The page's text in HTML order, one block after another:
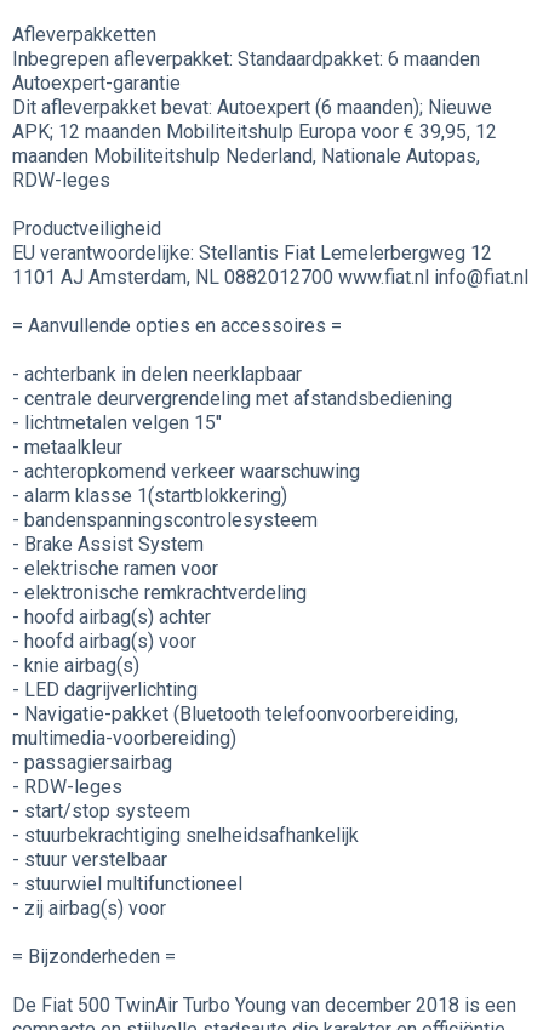
Afleverpakketten
Inbegrepen afleverpakket: Standaardpakket: 6 maanden
Autoexpert-garantie
Dit afleverpakket bevat: Autoexpert (6 maanden); Nieuwe
APK; 12 maanden Mobiliteitshulp Europa voor € 39,95, 12
maanden Mobiliteitshulp Nederland, Nationale Autopas,
RDW-leges
Productveiligheid
EU verantwoordelijke: Stellantis Fiat Lemelerbergweg 12
1101 AJ Amsterdam, NL 0882012700 www.fiat.nl info@fiat.nl
= Aanvullende opties en accessoires =
- achterbank in delen neerklapbaar
- centrale deurvergrendeling met afstandsbediening
- lichtmetalen velgen 15"
- metaalkleur
- achteropkomend verkeer waarschuwing
- alarm klasse 1(startblokkering)
- bandenspanningscontrolesysteem
- Brake Assist System
- elektrische ramen voor
- elektronische remkrachtverdeling
- hoofd airbag(s) achter
- hoofd airbag(s) voor
- knie airbag(s)
- LED dagrijverlichting
- Navigatie-pakket (Bluetooth telefoonvoorbereiding,
multimedia-voorbereiding)
- passagiersairbag
- RDW-leges
- start/stop systeem
- stuurbekrachtiging snelheidsafhankelijk
- stuur verstelbaar
- stuurwiel multifunctioneel
- zij airbag(s) voor
= Bijzonderheden =
De Fiat 500 TwinAir Turbo Young van december 2018 is een